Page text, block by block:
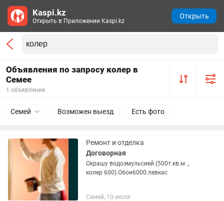
Объявления по запросу колер в
Семее
1 объявление
Семей Возможен выезд Есть фото
Ремонт и отделка
Договорная
Окрашу водоэмульсией.(500т.кв.м .,
колер 600).Обои6000.левкас
Семей, 10 июля
Kaspi.kz
Открыть в Приложении Kaspi.kz
Открыть